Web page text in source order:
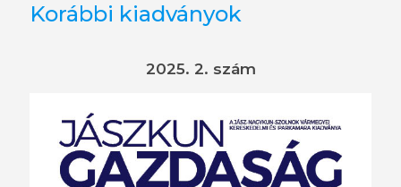
Korábbi kiadványok
2025. 2. szám